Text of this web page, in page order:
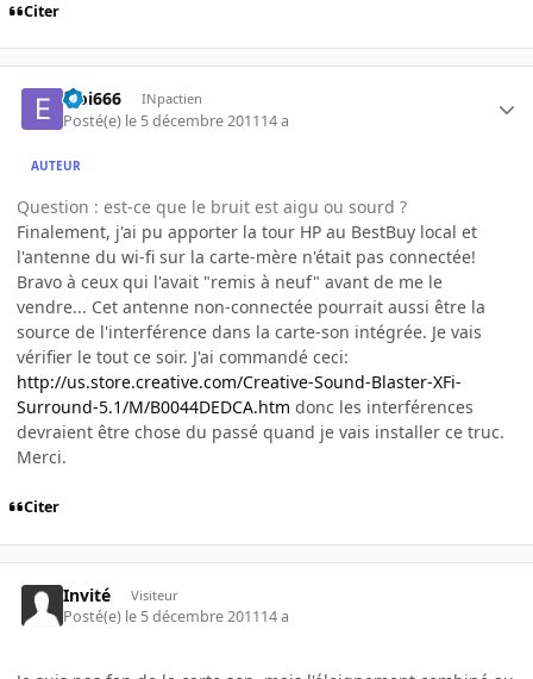
Citer
Eloi666 INpactien
Posté(e) le 5 décembre 201114 a
AUTEUR
Question : est-ce que le bruit est aigu ou sourd ?
Finalement, j'ai pu apporter la tour HP au BestBuy local et
l'antenne du wi-fi sur la carte-mère n'était pas connectée!
Bravo à ceux qui l'avait "remis à neuf" avant de me le
vendre... Cet antenne non-connectée pourrait aussi être la
source de l'interférence dans la carte-son intégrée. Je vais
vérifier le tout ce soir. J'ai commandé ceci:
http://us.store.creative.com/Creative-Sound-Blaster-XFi-
Surround-5.1/M/B0044DEDCA.htm donc les interférences
devraient être chose du passé quand je vais installer ce truc.
Merci.
Citer
Invité Visiteur
Posté(e) le 5 décembre 201114 a